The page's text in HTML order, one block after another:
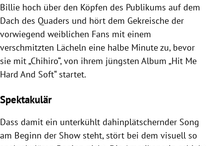
Billie hoch über den Köpfen des Publikums auf dem
Dach des Quaders und hört dem Gekreische der
vorwiegend weiblichen Fans mit einem
verschmitzten Lächeln eine halbe Minute zu, bevor
sie mit „Chihiro“, von ihrem jüngsten Album „Hit Me
Hard And Soft“ startet.
Spektakulär
Dass damit ein unterkühlt dahinplätschernder Song
am Beginn der Show steht, stört bei dem visuell so